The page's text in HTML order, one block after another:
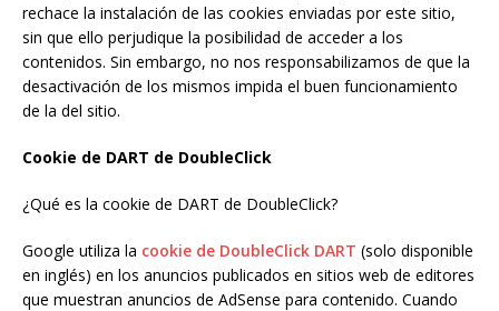
rechace la instalación de las cookies enviadas por este sitio,
sin que ello perjudique la posibilidad de acceder a los
contenidos. Sin embargo, no nos responsabilizamos de que la
desactivación de los mismos impida el buen funcionamiento
de la del sitio.
Cookie de DART de DoubleClick
¿Qué es la cookie de DART de DoubleClick?
Google utiliza la cookie de DoubleClick DART (solo disponible
en inglés) en los anuncios publicados en sitios web de editores
que muestran anuncios de AdSense para contenido. Cuando